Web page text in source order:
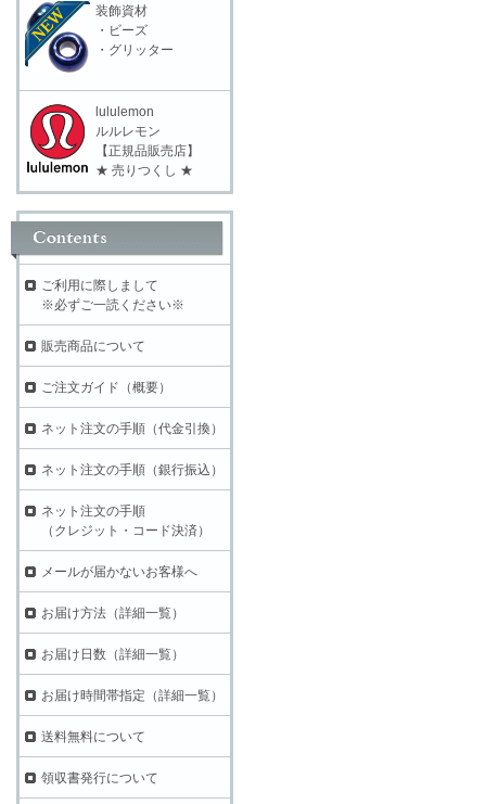
装飾資材
・ビーズ
・グリッター
lululemon
ルルレモン
【正規品販売店】
★ 売りつくし ★
ご利用に際しまして
※必ずご一読ください※
販売商品について
ご注文ガイド（概要）
ネット注文の手順（代金引換）
ネット注文の手順（銀行振込）
ネット注文の手順
（クレジット・コード決済）
メールが届かないお客様へ
お届け方法（詳細一覧）
お届け日数（詳細一覧）
お届け時間帯指定（詳細一覧）
送料無料について
領収書発行について